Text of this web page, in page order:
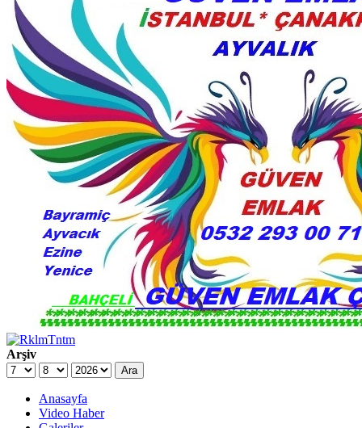
Arşiv
Ara
Anasayfa
Video Haber